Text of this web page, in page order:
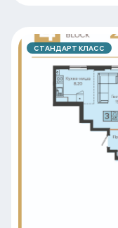
СТАНДАРТ КЛАСС